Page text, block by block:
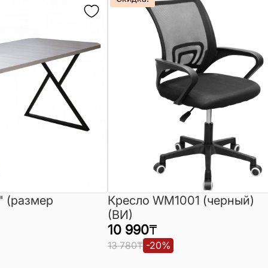
(размер
Кресло WM1001 (черный)
(ВИ)
10 990₸
13 780₸ -20%